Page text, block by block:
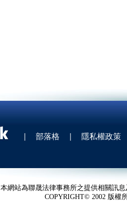
| 部落格 | 隱私權政策
本網站為聯晟法律事務所之提供相關訊
COPYRIGHT© 2002 版權